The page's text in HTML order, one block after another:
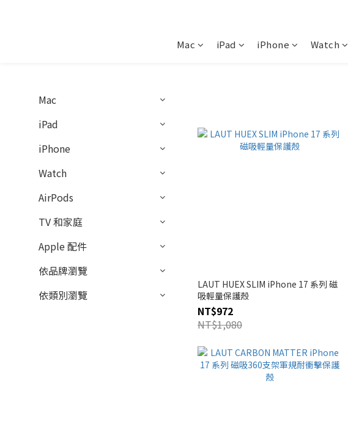
Mac iPad iPhone Watch
Mac
iPad
iPhone
Watch
AirPods
TV 和家庭
Apple 配件
依品牌瀏覽
依類別瀏覽
LAUT HUEX SLIM iPhone 17 系列 磁
吸輕量保護殼
NT$972
NT$1,080